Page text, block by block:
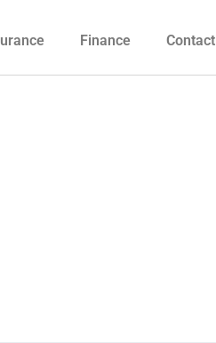
Finance Contact